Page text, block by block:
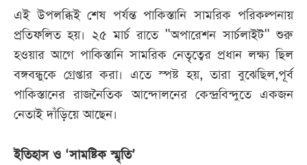
এই উপলব্ধিই শেষ পর্যন্ত পাকিস্তানি সামরিক পরিকল্পনায়
প্রতিফলিত হয়। ২৫ মার্চ রাতে "অপারেশন সার্চলাইট" শুরু
হওয়ার আগে পাকিস্তানি সামরিক নেতৃত্বের প্রধান লক্ষ্য ছিল
বঙ্গবন্ধুকে গ্রেপ্তার করা। এতে স্পষ্ট হয়, তারা বুঝেছিল,পূর্ব
পাকিস্তানের রাজনৈতিক আন্দোলনের কেন্দ্রবিন্দুতে একজন
নেতাই দাঁড়িয়ে আছেন।
ইতিহাস ও ‘সামষ্টিক স্মৃতি’